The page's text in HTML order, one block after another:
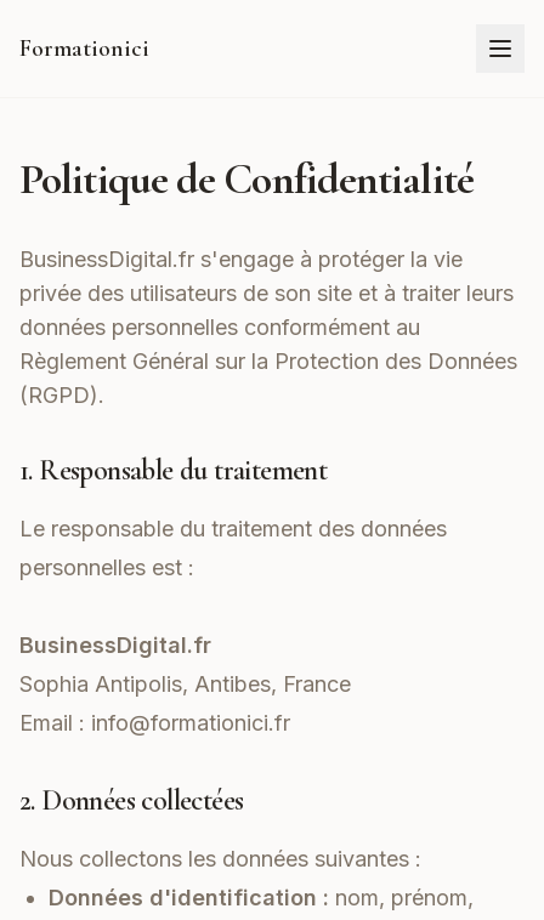
Formationici
Politique de Confidentialité
BusinessDigital.fr s'engage à protéger la vie
privée des utilisateurs de son site et à traiter leurs
données personnelles conformément au
Règlement Général sur la Protection des Données
(RGPD).
1. Responsable du traitement
Le responsable du traitement des données
personnelles est :
BusinessDigital.fr
Sophia Antipolis, Antibes, France
Email : info@formationici.fr
2. Données collectées
Nous collectons les données suivantes :
Données d'identification : nom, prénom,